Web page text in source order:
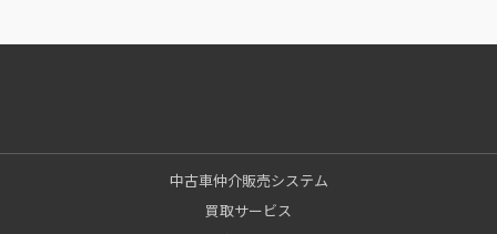
中古車仲介販売システム
買取サービス